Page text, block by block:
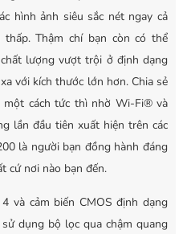
hình ảnh siêu sắc nét ngay cả
Thậm chí bạn còn có thể
lượng vượt trội ở định dạng
với kích thước lớn hơn. Chia sẻ
một cách tức thì nhờ Wi-Fi® và
lần đầu tiên xuất hiện trên các
là người bạn đồng hành đáng
cứ nơi nào bạn đến.
và cảm biến CMOS định dạng
dụng bộ lọc qua chậm quang